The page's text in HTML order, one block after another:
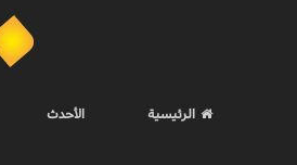
الرئيسية الأحدث